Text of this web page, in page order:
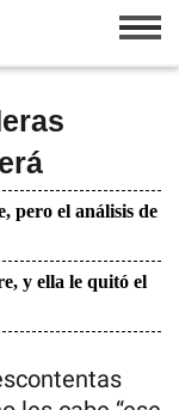
pero el análisis de
y ella le quitó el